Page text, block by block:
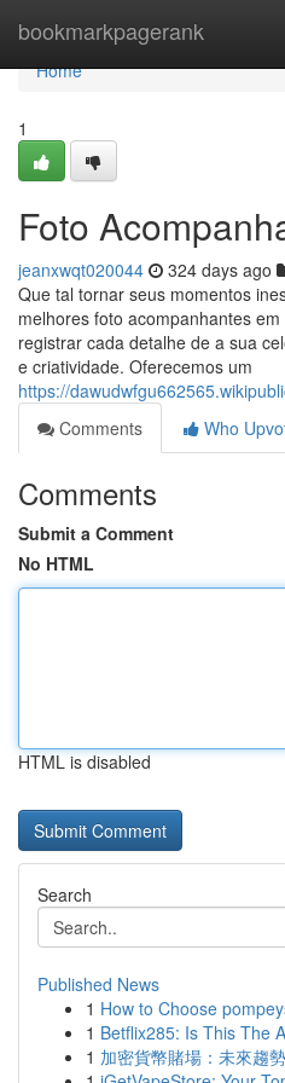
bookmarkpagerank
Home
Home
1
Foto
jeanxwqt020044 324 days ago
Que tal tornar seus momentos
melhores foto acompanhantes
registrar cada detalhe de a sua
e criatividade. Oferecemos um
https://
Comments
Who
Comments
Submit a Comment
No HTML
HTML is disabled
Search
Published News
1 How to Choose
1 Betflix285: Is This The
1 加密貨幣賭場：未來趨